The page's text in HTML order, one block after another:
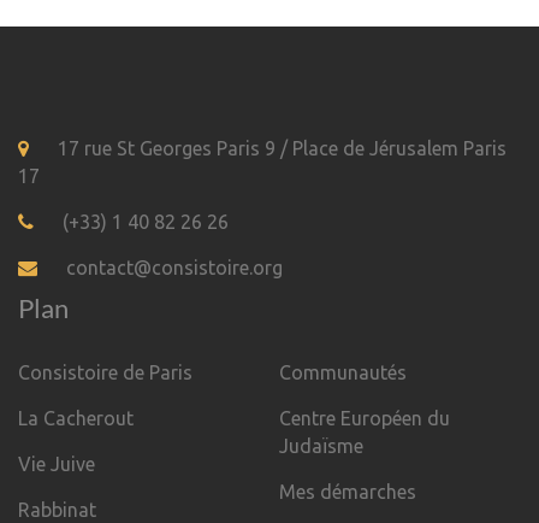
17 rue St Georges Paris 9 / Place de Jérusalem Paris
17
(+33) 1 40 82 26 26
contact@consistoire.org
Plan
Consistoire de Paris
La Cacherout
Vie Juive
Rabbinat
Communautés
Centre Européen du
Judaïsme
Mes démarches